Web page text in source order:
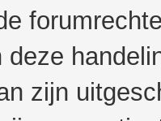
deze
zijn